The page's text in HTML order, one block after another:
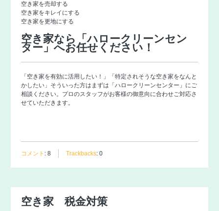
空き家を売却する
空き家をキレイにする
空き家を更地にする
空き家なら「ハロークリーンセン
ター」へお任せください！
「空き家を有効に活用したい！」「特定されそうな空き家をなんと
かしたい」そういった方はまずは「 ハロークリーンセンター 」にご
相談ください。プロのスタッフがお客様の御意向に合わせご対応さ
せていただきます。
コメント : 8 Trackbacks: 0
空き家 税金対策